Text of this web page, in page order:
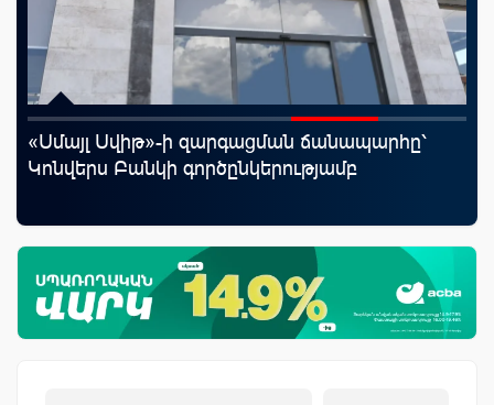
«Սմայլ Սվիթ»-ի զարգացման ճանապարհը՝
Կոնվերս Բանկի գործընկերությամբ